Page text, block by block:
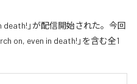
death!」が配信開始された。今回
on, even in death!」を含む全1